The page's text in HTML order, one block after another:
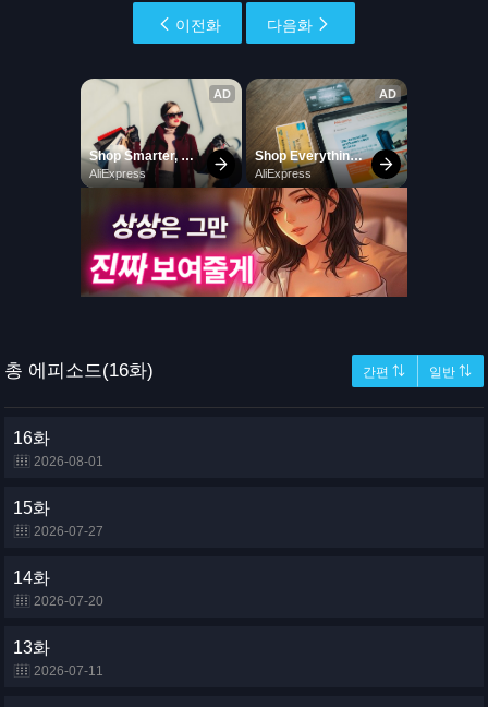
이전화 다음화
총 에피소드(16화) 간편 ⇅ 일반 ⇅
16화
2026-08-01
15화
2026-07-27
14화
2026-07-20
13화
2026-07-11